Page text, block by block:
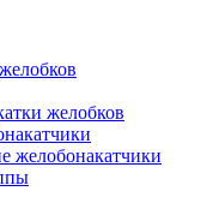
желобков
желобонакатчики